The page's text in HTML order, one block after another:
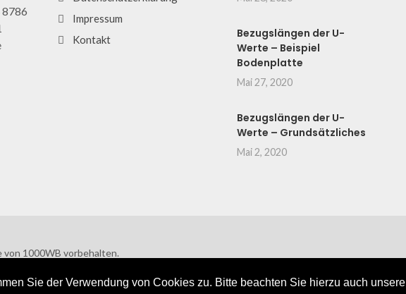
Sie der Verwendung von Cookies zu. Bitte beachten Sie hierzu auch unsere
Impressum
Kontakt
Bezugslängen der U-
Werte – Beispiel
Bodenplatte
Mai 27, 2020
Bezugslängen der U-
Werte – Grundsätzliches
Mai 2, 2020
1000WB vorbehalten.